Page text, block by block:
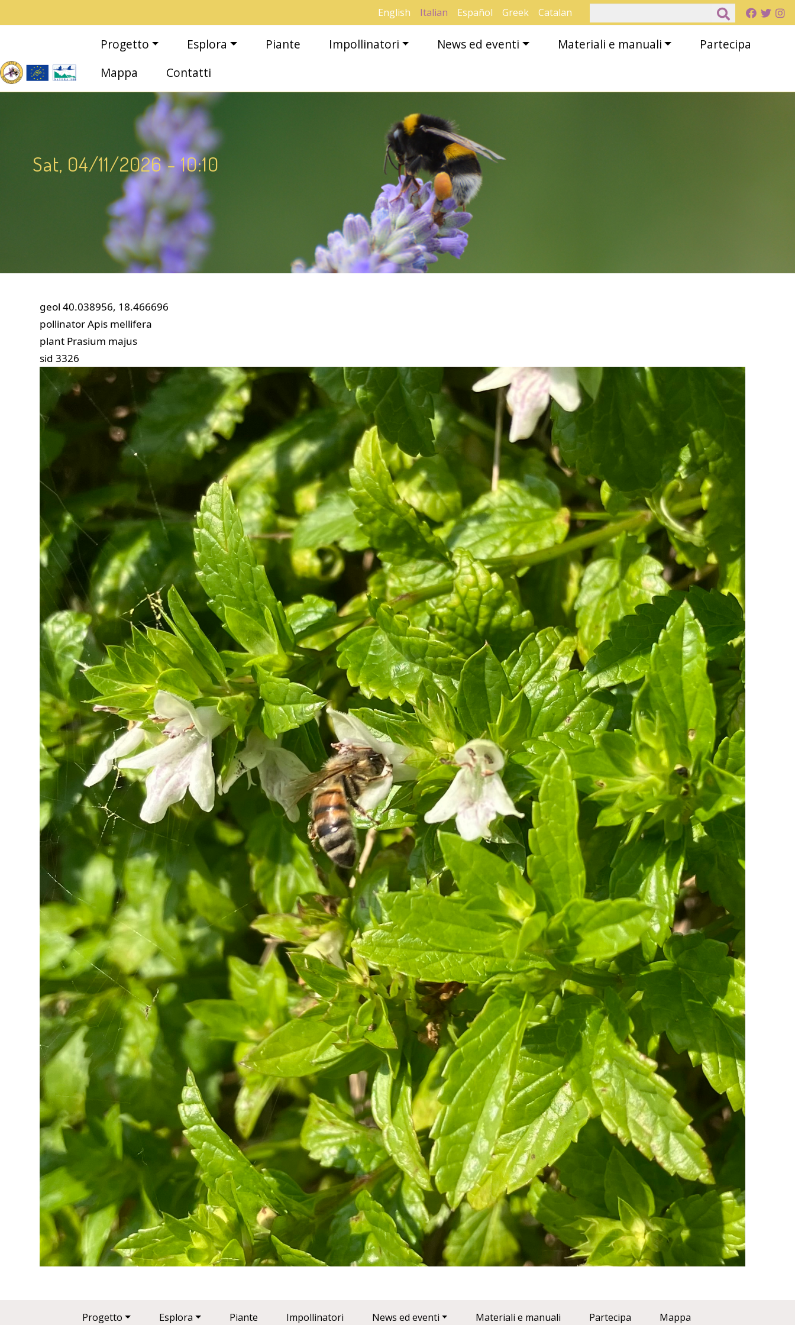
English Italian Español Greek Catalan
Main navigation
Progetto Esplora Piante Impollinatori News ed eventi Materiali e manuali
Partecipa
Mappa
Contatti
Sat, 04/11/2026 - 10:10
geol 40.038956, 18.466696
pollinatorApis mellifera
plant Prasium majus
sid 3326
Main navigation
Progetto Esplora Piante Impollinatori News ed eventi Materiali e manuali Partecipa Mappa